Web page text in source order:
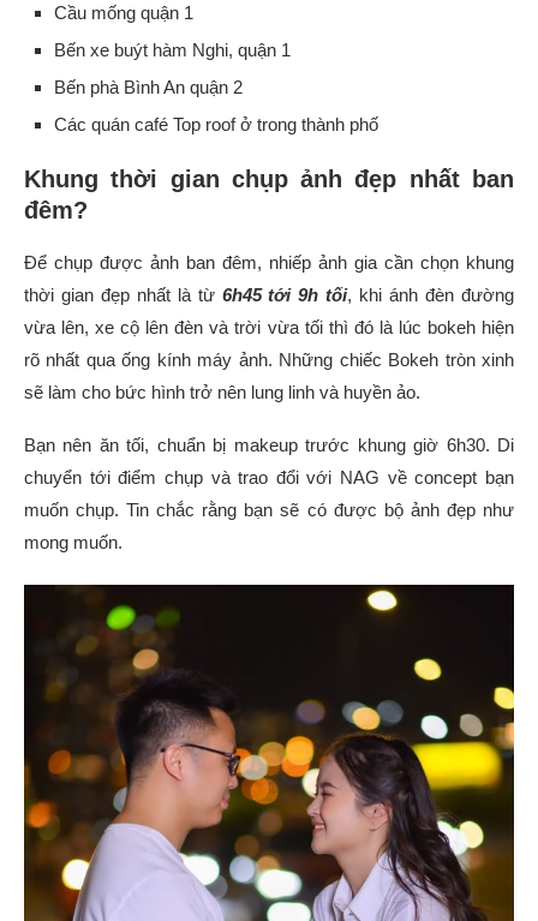
Cầu mống quận 1
Bến xe buýt hàm Nghi, quận 1
Bến phà Bình An quận 2
Các quán café Top roof ở trong thành phố
Khung thời gian chụp ảnh đẹp nhất ban
đêm?
Để chụp được ảnh ban đêm, nhiếp ảnh gia cần chọn khung
thời gian đẹp nhất là từ 6h45 tới 9h tối, khi ánh đèn đường
vừa lên, xe cộ lên đèn và trời vừa tối thì đó là lúc bokeh hiện
rõ nhất qua ống kính máy ảnh. Những chiếc Bokeh tròn xinh
sẽ làm cho bức hình trở nên lung linh và huyền ảo.
Bạn nên ăn tối, chuẩn bị makeup trước khung giờ 6h30. Di
chuyển tới điểm chụp và trao đổi với NAG về concept bạn
muốn chụp. Tin chắc rằng bạn sẽ có được bộ ảnh đẹp như
mong muốn.